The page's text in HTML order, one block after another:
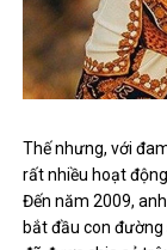
Thế nhưng, với
rất nhiều hoạt
Đến năm 2009,
bắt đầu con